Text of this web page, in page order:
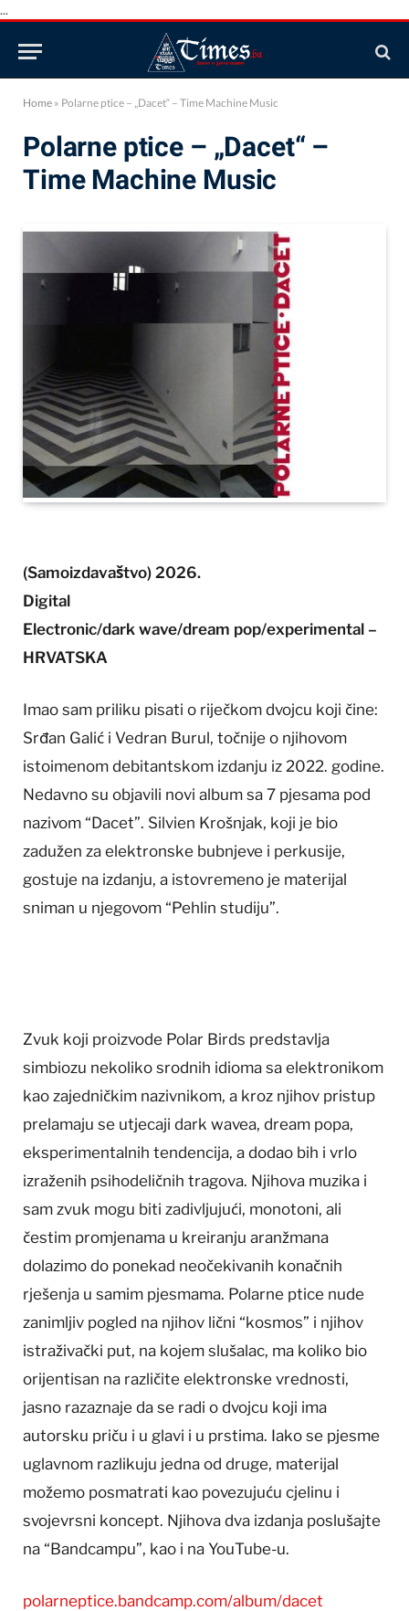
...
Home » Polarne ptice – „Dacet“ – Time Machine Music
Polarne ptice – „Dacet“ –
Time Machine Music
(Samoizdavaštvo) 2026.
Digital
Electronic/dark wave/dream pop/experimental –
HRVATSKA
Imao sam priliku pisati o riječkom dvojcu koji čine:
Srđan Galić i Vedran Burul, točnije o njihovom
istoimenom debitantskom izdanju iz 2022. godine.
Nedavno su objavili novi album sa 7 pjesama pod
nazivom “Dacet”. Silvien Krošnjak, koji je bio
zadužen za elektronske bubnjeve i perkusije,
gostuje na izdanju, a istovremeno je materijal
sniman u njegovom “Pehlin studiju”.
Zvuk koji proizvode Polar Birds predstavlja
simbiozu nekoliko srodnih idioma sa elektronikom
kao zajedničkim nazivnikom, a kroz njihov pristup
prelamaju se utjecaji dark wavea, dream popa,
eksperimentalnih tendencija, a dodao bih i vrlo
izraženih psihodeličnih tragova. Njihova muzika i
sam zvuk mogu biti zadivljujući, monotoni, ali
čestim promjenama u kreiranju aranžmana
dolazimo do ponekad neočekivanih konačnih
rješenja u samim pjesmama. Polarne ptice nude
zanimljiv pogled na njihov lični “kosmos” i njihov
istraživački put, na kojem slušalac, ma koliko bio
orijentisan na različite elektronske vrednosti,
jasno razaznaje da se radi o dvojcu koji ima
autorsku priču i u glavi i u prstima. Iako se pjesme
uglavnom razlikuju jedna od druge, materijal
možemo posmatrati kao povezujuću cjelinu i
svojevrsni koncept. Njihova dva izdanja poslušajte
na “Bandcampu”, kao i na YouTube-u.
polarneptice.bandcamp.com/album/dacet